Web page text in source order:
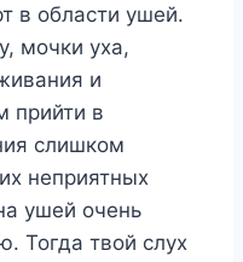
в области ушей.
мочки уха,
и
прийти в
слишком
неприятных
ушей очень
Тогда твой слух